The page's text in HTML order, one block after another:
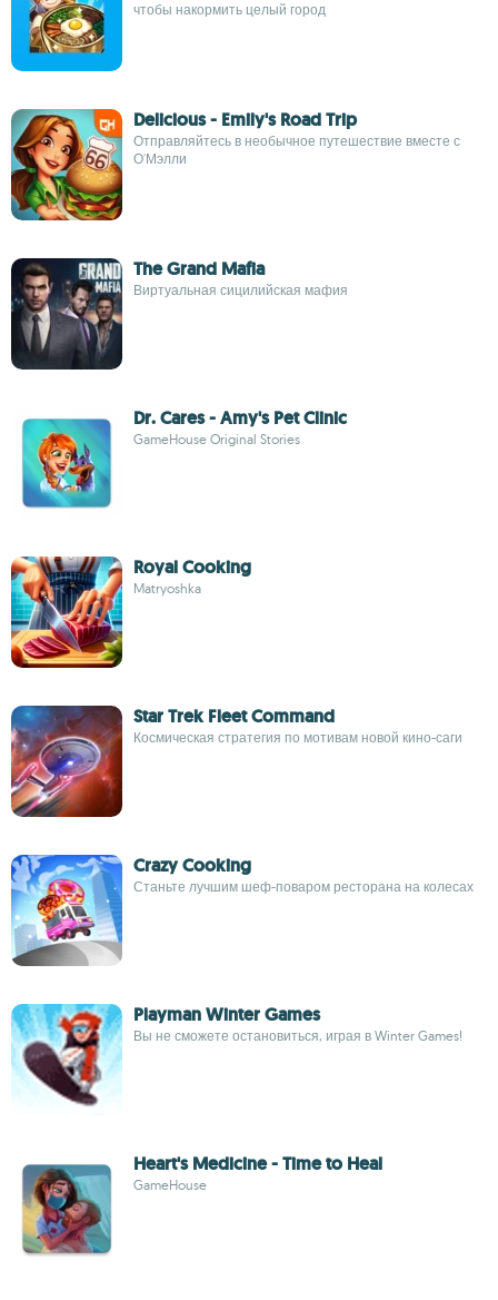
чтобы накормить целый город
Delicious - Emily's Road Trip
Отправляйтесь в необычное путешествие вместе с
О'Мэлли
The Grand Mafia
Виртуальная сицилийская мафия
Dr. Cares - Amy's Pet Clinic
GameHouse Original Stories
Royal Cooking
Matryoshka
Star Trek Fleet Command
Космическая стратегия по мотивам новой кино-саги
Crazy Cooking
Станьте лучшим шеф-поваром ресторана на колесах
Playman Winter Games
Вы не сможете остановиться, играя в Winter Games!
Heart's Medicine - Time to Heal
GameHouse